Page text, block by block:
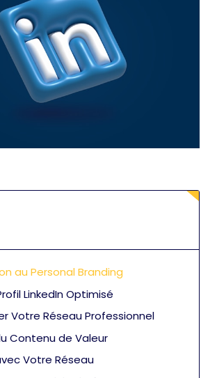
au Personal Branding
LinkedIn Optimisé
Votre Réseau Professionnel
Contenu de Valeur
Votre Réseau